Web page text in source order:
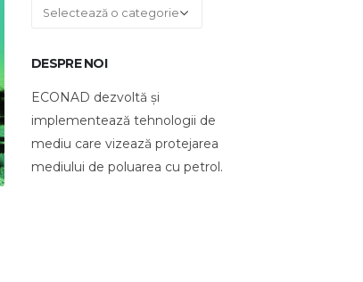
Categorii
DESPRE NOI
ECONAD dezvoltă și
implementează tehnologii de
mediu care vizează protejarea
mediului de poluarea cu petrol.